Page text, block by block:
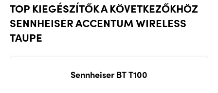
TOP KIEGÉSZÍTŐK A KÖVETKEZŐKHÖZ
SENNHEISER ACCENTUM WIRELESS
TAUPE
Sennheiser BT T100